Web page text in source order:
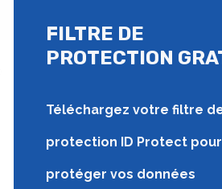
FILTRE DE
PROTECTION
Téléchargez votre filtre
protection ID Protect pour
protéger vos données